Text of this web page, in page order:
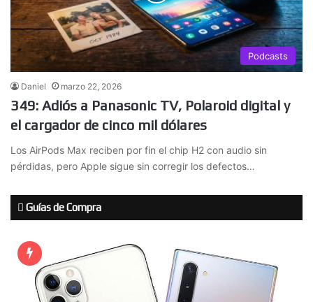
Podcasts
Daniel marzo 22, 2026
349: Adiós a Panasonic TV, Polaroid digital y
el cargador de cinco mil dólares
Los AirPods Max reciben por fin el chip H2 con audio sin
pérdidas, pero Apple sigue sin corregir los defectos…
Guías de Compra